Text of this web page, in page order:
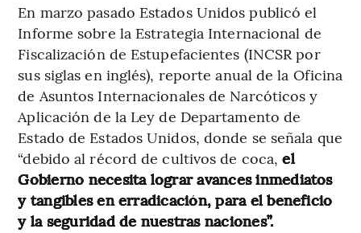
En marzo pasado Estados Unidos publicó el
Informe sobre la Estrategia Internacional de
Fiscalización de Estupefacientes (INCSR por
sus siglas en inglés), reporte anual de la Oficina
de Asuntos Internacionales de Narcóticos y
Aplicación de la Ley de Departamento de
Estado de Estados Unidos, donde se señala que
“debido al récord de cultivos de coca,el
Gobierno necesita lograr avances inmediatos
y tangibles en erradicación, para el beneficio
y la seguridad de nuestras naciones”.